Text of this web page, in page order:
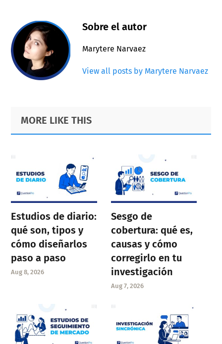
Sobre el autor
Marytere Narvaez
View all posts by Marytere Narvaez
Primary
Sidebar
Footer
MORE LIKE THIS
Estudios de diario:
qué son, tipos y
cómo diseñarlos
paso a paso
Aug 8, 2026
Sesgo de
cobertura: qué es,
causas y cómo
corregirlo en tu
investigación
Aug 7, 2026